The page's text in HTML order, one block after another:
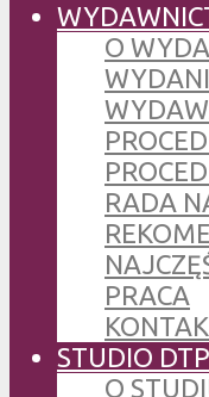
O
RADA
PRACA
STUDIO DTP
O